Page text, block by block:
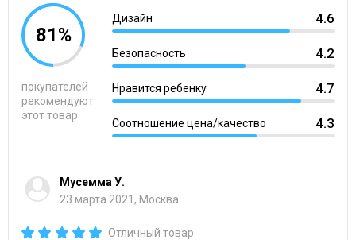
81%
покупателей
рекомендуют
этот товар
Дизайн 4.6
Безопасность 4.2
Нравится ребенку 4.7
Соотношение цена/качество 4.3
Мусемма У.
23 марта 2021, Москва
Отличный товар